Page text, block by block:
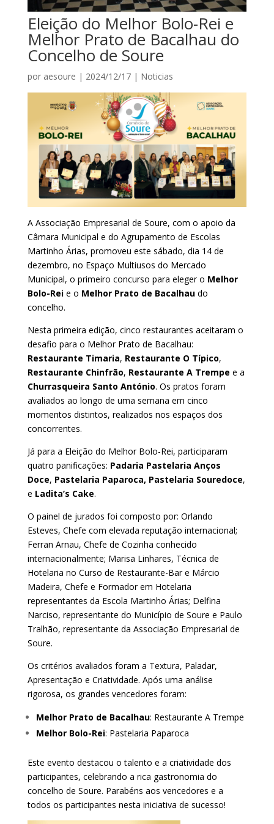
Eleição do Melhor Bolo-Rei e
Melhor Prato de Bacalhau do
Concelho de Soure
por aesoure | 2024/12/17| Noticias
A Associação Empresarial de Soure, com o apoio da
Câmara Municipal e do Agrupamento de Escolas
Martinho Árias, promoveu este sábado, dia 14 de
dezembro, no Espaço Multiusos do Mercado
Municipal, o primeiro concurso para eleger o Melhor
Bolo-Reie o Melhor Prato de Bacalhaudo
concelho.
Nesta primeira edição, cinco restaurantes aceitaram o
desafio para o Melhor Prato de Bacalhau:
Restaurante Timaria, Restaurante O Típico,
Restaurante Chinfrão, Restaurante A Trempe e a
Churrasqueira Santo António. Os pratos foram
avaliados ao longo de uma semana em cinco
momentos distintos, realizados nos espaços dos
concorrentes.
Já para a Eleição do Melhor Bolo-Rei, participaram
quatro panificações: Padaria Pastelaria Anços
Doce, Pastelaria Paparoca, Pastelaria Souredoce,
e Ladita’s Cake.
O painel de jurados foi composto por: Orlando
Esteves, Chefe com elevada reputação internacional;
Ferran Arnau, Chefe de Cozinha conhecido
internacionalmente; Marisa Linhares, Técnica de
Hotelaria no Curso de Restaurante-Bar e Márcio
Madeira, Chefe e Formador em Hotelaria
representantes da Escola Martinho Árias; Delfina
Narciso, representante do Município de Soure e Paulo
Tralhão, representante da Associação Empresarial de
Soure.
Os critérios avaliados foram a Textura, Paladar,
Apresentação e Criatividade. Após uma análise
rigorosa, os grandes vencedores foram:
Melhor Prato de Bacalhau: Restaurante A Trempe
Melhor Bolo-Rei: Pastelaria Paparoca
Este evento destacou o talento e a criatividade dos
participantes, celebrando a rica gastronomia do
concelho de Soure. Parabéns aos vencedores e a
todos os participantes nesta iniciativa de sucesso!